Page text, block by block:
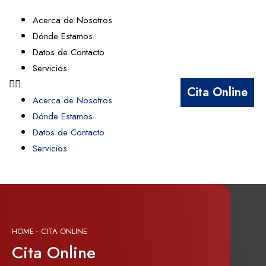
Acerca de Nosotros
Dónde Estamos
Datos de Contacto
Servicios
Acerca de Nosotros
Dónde Estamos
Datos de Contacto
Servicios
Cita Online
HOME - CITA ONLINE
Cita Online